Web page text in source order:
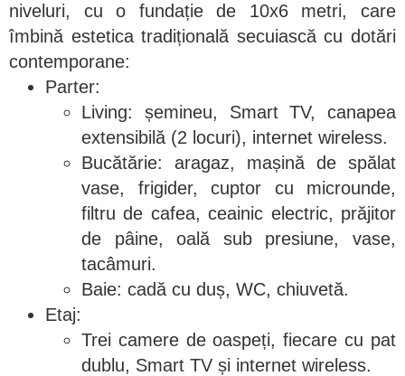
niveluri, cu o fundație de 10x6 metri, care
îmbină estetica tradițională secuiască cu dotări
contemporane:
Parter:
Living: șemineu, Smart TV, canapea
extensibilă (2 locuri), internet wireless.
Bucătărie: aragaz, mașină de spălat
vase, frigider, cuptor cu microunde,
filtru de cafea, ceainic electric, prăjitor
de pâine, oală sub presiune, vase,
tacâmuri.
Baie: cadă cu duș, WC, chiuvetă.
Etaj:
Trei camere de oaspeți, fiecare cu pat
dublu, Smart TV și internet wireless.